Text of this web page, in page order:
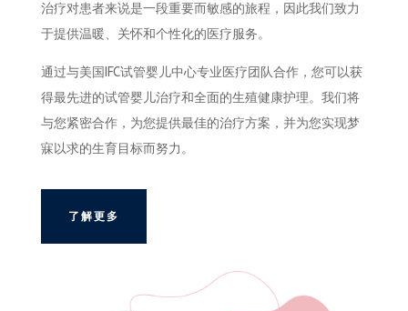
治疗对患者来说是一段重要而敏感的旅程，因此我们致力
于提供温暖、关怀和个性化的医疗服务。
通过与美国IFC试管婴儿中心专业医疗团队合作，您可以获
得最先进的试管婴儿治疗和全面的生殖健康护理。我们将
与您紧密合作，为您提供最佳的治疗方案，并为您实现梦
寐以求的生育目标而努力。
了解更多